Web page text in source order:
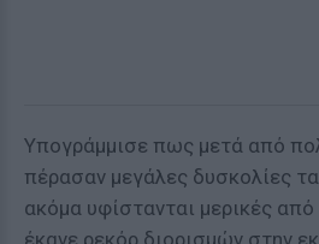
Υπογράμμισε πως μετά από
πέρασαν μεγάλες δυσκολίες
ακόμα υφίστανται μερικές
έκανε ρεκόρ διορισμών στην